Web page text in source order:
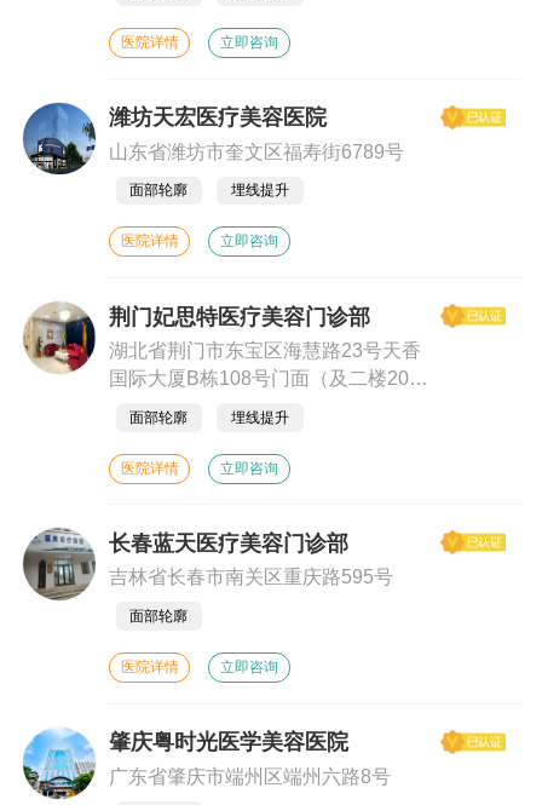
医院详情 立即咨询
潍坊天宏医疗美容医院
山东省潍坊市奎文区福寿街6789号
面部轮廓 埋线提升
医院详情 立即咨询
荆门妃思特医疗美容门诊部
湖北省荆门市东宝区海慧路23号天香
国际大厦B栋108号门面（及二楼201
号）
面部轮廓 埋线提升
医院详情 立即咨询
长春蓝天医疗美容门诊部
吉林省长春市南关区重庆路595号
面部轮廓
医院详情 立即咨询
肇庆粤时光医学美容医院
广东省肇庆市端州区端州六路8号